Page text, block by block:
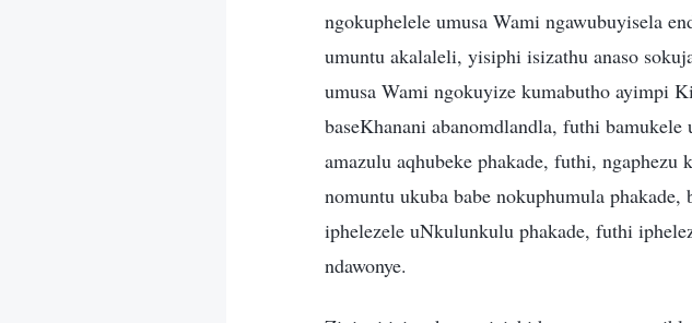
ngokuphelele umusa Wami ngawubuyisela
umuntu akalaleli, yisiphi isizathu anaso
umusa Wami ngokuyize kumabutho ayimpi
baseKhanani abanomdlandla, futhi
amazulu aqhubeke phakade, futhi,
nomuntu ukuba babe nokuphumula
iphelezele uNkulunkulu phakade, futhi
ndawonye.